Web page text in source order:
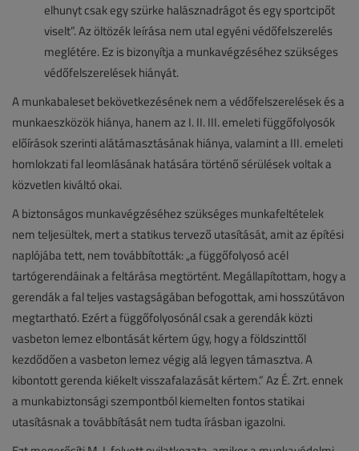
elhunyt csak egy szürke halásznadrágot és egy sportcipőt
viselt”. Az öltözék leírása nem utal egyéni védőfelszerelés
meglétére. Ez is bizonyítja a munkavégzéséhez szükséges
védőfelszerelések hiányát.
A munkabaleset bekövetkezésének nem a védőfelszerelések és a
munkaeszközök hiánya, hanem az I. II. III. emeleti függőfolyosók
előírások szerinti alátámasztásának hiánya, valamint a III. emeleti
homlokzati fal leomlásának hatására történő sérülések voltak a
közvetlen kiváltó okai.
A biztonságos munkavégzéséhez szükséges munkafeltételek
nem teljesültek, mert a statikus tervező utasítását, amit az építési
naplójába tett, nem továbbították: „a függőfolyosó acél
tartógerendáinak a feltárása megtörtént. Megállapítottam, hogy a
gerendák a fal teljes vastagságában befogottak, ami hosszútávon
megtartható. Ezért a függőfolyosónál csak a gerendák közti
vasbeton lemez elbontását kértem úgy, hogy a földszinttől
kezdődően a vasbeton lemez végig alá legyen támasztva. A
kibontott gerenda kiékelt visszafalazását kértem.” Az É. Zrt. ennek
a munkabiztonsági szempontból kiemelten fontos statikai
utasításnak a továbbítását nem tudta írásban igazolni.